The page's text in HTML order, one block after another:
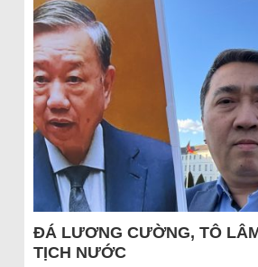
ĐÁ LƯƠNG CƯỜNG, TÔ
TỊCH NƯỚC